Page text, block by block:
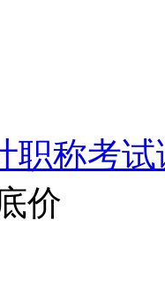
职称考试
价